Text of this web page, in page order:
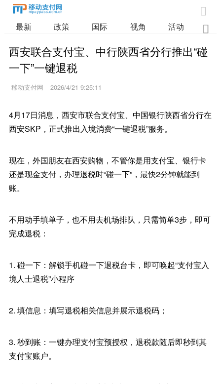

最新 政策 国际 视角 活动 业

西安联合支付宝、中行陕西省分行推出“碰
一下”一键退税
移动支付网 2026/4/21 9:25:11
4月17日消息，西安市联合支付宝、中国银行陕西省分行在
西安SKP，正式推出入境消费“一键退税”服务。
现在，外国朋友在西安购物，不管你是用支付宝、银行卡
还是现金支付，办理退税时“碰一下”，最快2分钟就能到
账。
不用动手填单子，也不用去机场排队，只需简单3步，即可
完成退税：
1. 碰一下：解锁手机碰一下退税台卡，即可唤起“支付宝入
境人士退税”小程序
2. 填信息：填写退税相关信息并展示退税码；
3. 秒到账：一键办理支付宝预授权，退税款随后即秒到其
支付宝账户。